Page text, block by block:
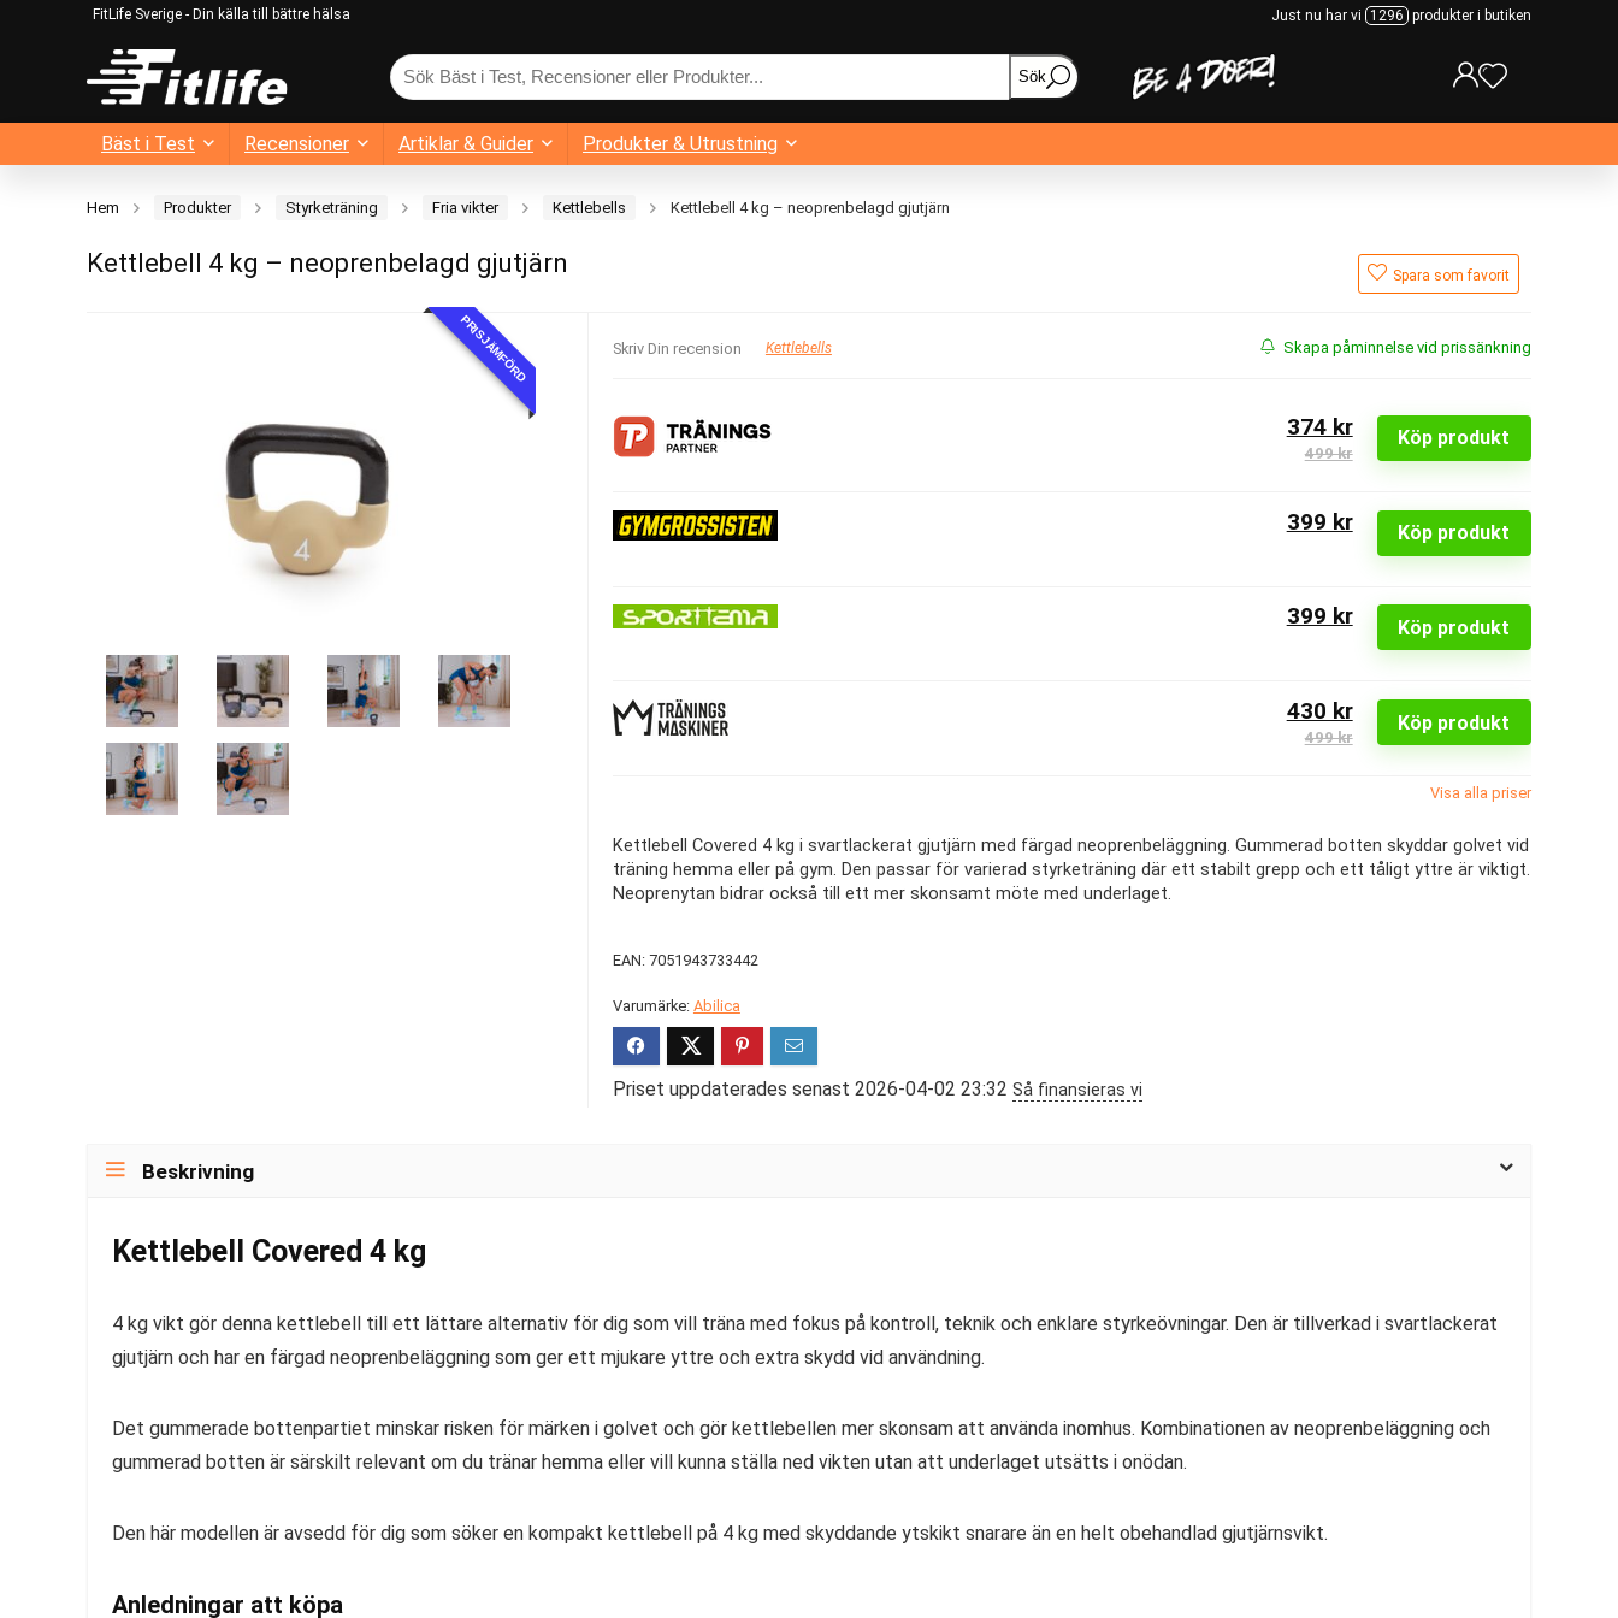
FitLife Sverige - Din källa till bättre hälsa Just nu har vi 1296 produkter i butiken
Sök
Bäst i Test Recensioner Artiklar & Guider Produkter & Utrustning
Hem Produkter Styrketräning Fria vikter Kettlebells Kettlebell 4 kg – neoprenbelagd gjutjärn
Kettlebell 4 kg – neoprenbelagd gjutjärn Spara som favorit
PRISJÄMFÖRD Skriv Din recension Kettlebells Skapa påminnelse vid prissänkning
Köp produkt
374 kr
499 kr
Köp produkt
399 kr
Köp produkt
399 kr
Köp produkt
430 kr
499 kr
Visa alla priser
Kettlebell Covered 4 kg i svartlackerat gjutjärn med färgad neoprenbeläggning. Gummerad botten skyddar golvet vid
träning hemma eller på gym. Den passar för varierad styrketräning där ett stabilt grepp och ett tåligt yttre är viktigt.
Neoprenytan bidrar också till ett mer skonsamt möte med underlaget.
EAN: 7051943733442
Varumärke: Abilica
Priset uppdaterades senast 2026-04-02 23:32 Så finansieras vi
Beskrivning
Kettlebell Covered 4 kg
4 kg vikt gör denna kettlebell till ett lättare alternativ för dig som vill träna med fokus på kontroll, teknik och enklare styrkeövningar. Den är tillverkad i svartlackerat
gjutjärn och har en färgad neoprenbeläggning som ger ett mjukare yttre och extra skydd vid användning.
Det gummerade bottenpartiet minskar risken för märken i golvet och gör kettlebellen mer skonsam att använda inomhus. Kombinationen av neoprenbeläggning och
gummerad botten är särskilt relevant om du tränar hemma eller vill kunna ställa ned vikten utan att underlaget utsätts i onödan.
Den här modellen är avsedd för dig som söker en kompakt kettlebell på 4 kg med skyddande ytskikt snarare än en helt obehandlad gjutjärnsvikt.
Anledningar att köpa